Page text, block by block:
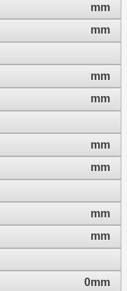
mm
mm
mm
mm
mm
mm
mm
mm
0mm